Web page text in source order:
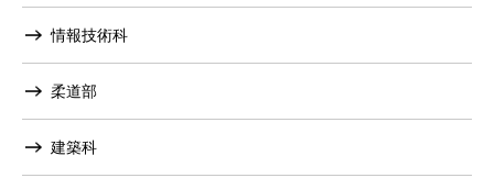
情報技術科
柔道部
建築科